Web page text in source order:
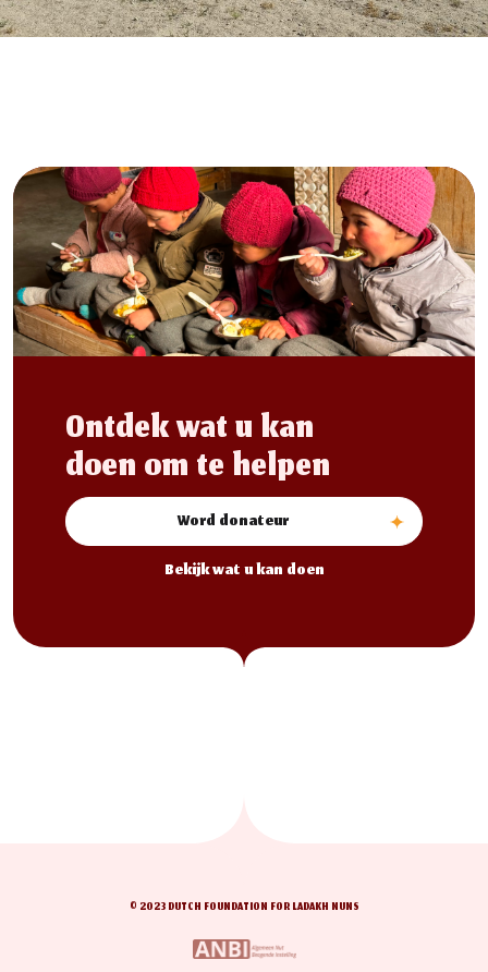
Ontdek wat u kan
doen om te helpen
Word donateur
Bekijk wat u kan doen
© 2023 DUTCH FOUNDATION FOR LADAKH NUNS